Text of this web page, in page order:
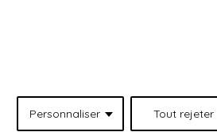
Personnaliser Tout rejeter